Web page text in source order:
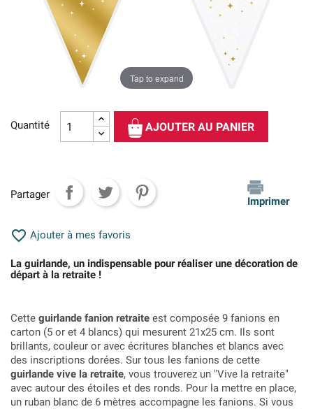
Tap to expand
Quantité AJOUTER AU PANIER
Partager
Imprimer
 Ajouter à mes favoris
La guirlande, un indispensable pour réaliser une décoration de
départ à la retraite !
Cette guirlande fanion retraite est composée 9 fanions en
carton (5 or et 4 blancs) qui mesurent 21x25 cm. Ils sont
brillants, couleur or avec écritures blanches et blancs avec
des inscriptions dorées. Sur tous les fanions de cette
guirlande vive la retraite, vous trouverez un "Vive la retraite"
avec autour des étoiles et des ronds. Pour la mettre en place,
un ruban blanc de 6 mètres accompagne les fanions. Si vous